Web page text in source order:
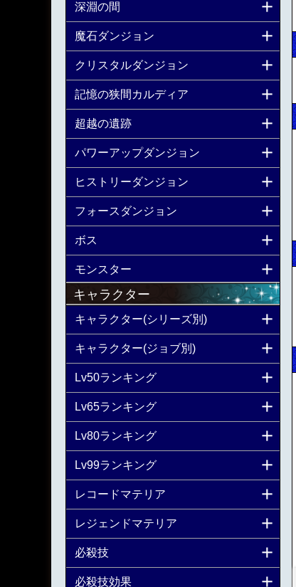
深淵の間
魔石ダンジョン
クリスタルダンジョン
記憶の狭間カルディア
超越の遺跡
パワーアップダンジョン
ヒストリーダンジョン
フォースダンジョン
ボス
モンスター
キャラクター
キャラクター(シリーズ別)
キャラクター(ジョブ別)
Lv50ランキング
Lv65ランキング
Lv80ランキング
Lv99ランキング
レコードマテリア
レジェンドマテリア
必殺技
必殺技効果